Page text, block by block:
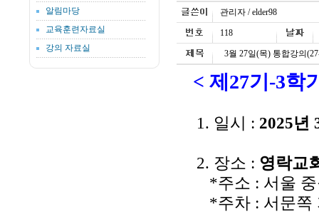
알림마당
교육훈련자료실
강의 자료실
관리자 / elder98
118
3월 27일(목) 통합강의
< 제27기-3학
1. 일시 : 2025년
2. 장소 : 영락교
*주소 : 서울 중
*주차 : 서문쪽